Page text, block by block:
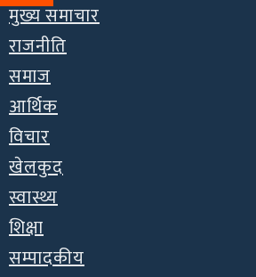
मुख्य समाचार
राजनीति
समाज
आर्थिक
विचार
खेलकुद
स्वास्थ्य
शिक्षा
सम्पादकीय